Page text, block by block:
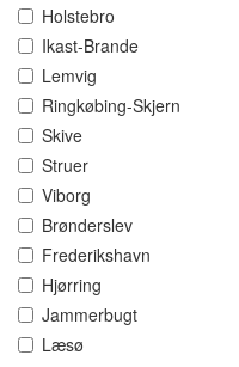
Holstebro
Ikast-Brande
Lemvig
Ringkøbing-Skjern
Skive
Struer
Viborg
Brønderslev
Frederikshavn
Hjørring
Jammerbugt
Læsø